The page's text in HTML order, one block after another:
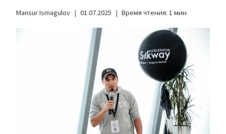
Mansur Ismagulov 01.07.2025 Время чтения: 1 мин